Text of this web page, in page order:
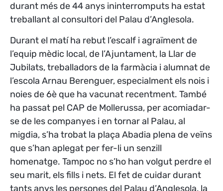
durant més de 44 anys ininterromputs ha estat
treballant al consultori del Palau d’Anglesola.
Durant el matí ha rebut l’escalf i agraïment de
l’equip mèdic local, de l’Ajuntament, la Llar de
Jubilats, treballadors de la farmàcia i alumnat de
l’escola Arnau Berenguer, especialment els nois i
noies de 6è que ha vacunat recentment. També
ha passat pel CAP de Mollerussa, per acomiadar-
se de les companyes i en tornar al Palau, al
migdia, s’ha trobat la plaça Abadia plena de veïns
que s’han aplegat per fer-li un senzill
homenatge. Tampoc no s’ho han volgut perdre el
seu marit, els fills i nets. El fet de cuidar durant
tants anys les persones del Palau d’Anglesola, la